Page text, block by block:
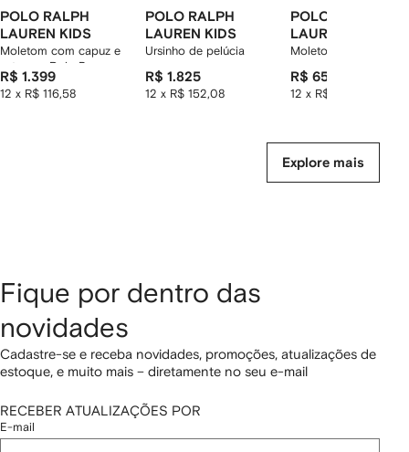
POLO RALPH
LAUREN KIDS
Moletom com capuz e
estampa Polo Bear
R$ 1.399
12 x R$ 116,58
POLO RALPH
LAUREN KIDS
Ursinho de pelúcia
R$ 1.825
12 x R$ 152,08
POLO RALPH
LAUREN KIDS
Moletom com logo
R$ 650
12 x R$ 54,17
Explore mais
Fique por dentro das
novidades
Cadastre-se e receba novidades, promoções, atualizações de
estoque, e muito mais – diretamente no seu e-mail
RECEBER ATUALIZAÇÕES POR
E-mail